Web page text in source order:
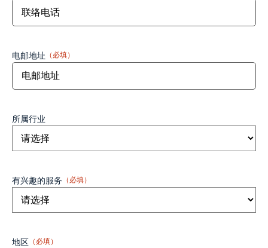
电邮地址 （必填）
所属行业
有兴趣的服务 （必填）
地区 （必填）